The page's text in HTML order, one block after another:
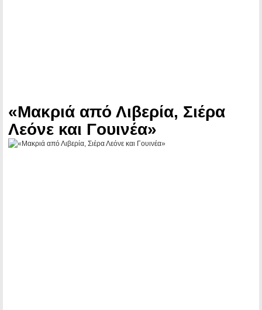
«Μακριά από Λιβερία, Σιέρα
Λεόνε και Γουινέα»